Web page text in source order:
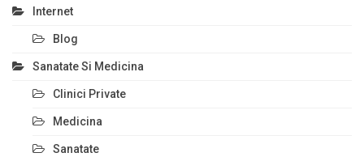
Internet
Blog
Sanatate Si Medicina
Clinici Private
Medicina
Sanatate